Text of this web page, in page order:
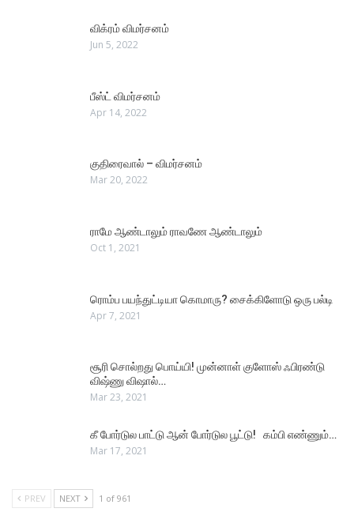
விக்ரம் விமர்சனம்
Jun 5, 2022
பீஸ்ட் விமர்சனம்
Apr 14, 2022
குதிரைவால் – விமர்சனம்
Mar 20, 2022
ராமே ஆண்டாலும் ராவணே ஆண்டாலும்
Oct 1, 2021
ரொம்ப பயந்துட்டியா கொமாரு? சைக்கிளோடு ஒரு பல்டி
Apr 7, 2021
சூரி சொல்றது பொய்யி! முன்னாள் குளோஸ் ஃபிரண்டு
விஷ்ணு விஷால்…
Mar 23, 2021
கீ போர்டுல பாட்டு ஆன் போர்டுல பூட்டு! கம்பி எண்ணும்…
Mar 17, 2021
PREV NEXT 1 of 961